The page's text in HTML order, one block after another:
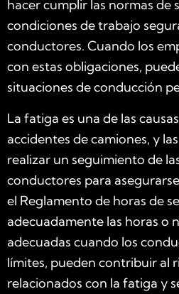
hacer cumplir las normas
condiciones de trabajo
conductores. Cuando los
con estas obligaciones,
situaciones de conducción
La fatiga es una de las
accidentes de camiones, y
realizar un seguimiento de
conductores para
el Reglamento de horas de
adecuadamente las horas o
adecuadas cuando los
límites, pueden contribuir al
relacionados con la fatiga y